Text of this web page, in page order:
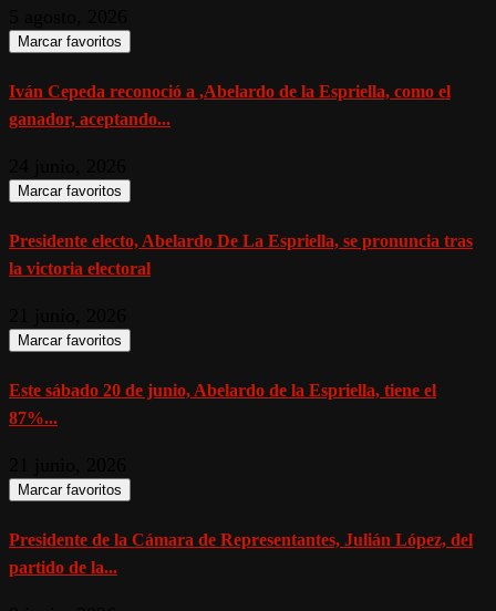
Marcar favoritos
Iván Cepeda reconoció a ,Abelardo de la Espriella, como el
ganador, aceptando...
Marcar favoritos
Presidente electo, Abelardo De La Espriella, se pronuncia tras
la victoria electoral
Marcar favoritos
Este sábado 20 de junio, Abelardo de la Espriella, tiene el
87%...
Marcar favoritos
Presidente de la Cámara de Representantes, Julián López, del
partido de la...